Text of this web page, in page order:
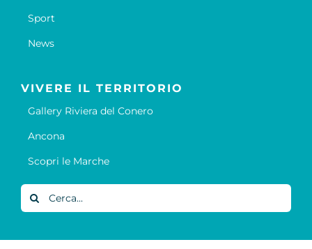
Sport
News
VIVERE IL TERRITORIO
Gallery Riviera del Conero
Ancona
Scopri le Marche
Cerca
per: